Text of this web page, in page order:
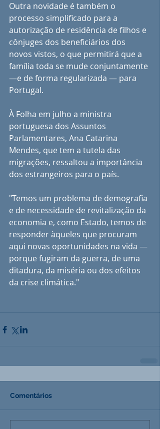
Outra novidade é também o
processo simplificado para a
autorização de residência de filhos e
cônjuges dos beneficiários dos
novos vistos, o que permitirá que a
família toda se mude conjuntamente
—e de forma regularizada — para
Portugal.
À Folha em julho a ministra
portuguesa dos Assuntos
Parlamentares, Ana Catarina
Mendes, que tem a tutela das
migrações, ressaltou a importância
dos estrangeiros para o país.
"Temos um problema de demografia
e de necessidade de revitalização da
economia e, como Estado, temos de
responder àqueles que procuram
aqui novas oportunidades na vida —
porque fugiram da guerra, de uma
ditadura, da miséria ou dos efeitos
da crise climática."
Comentários